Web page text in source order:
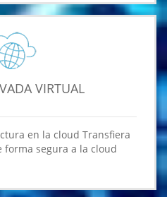
VIRTUAL
en la cloud Transfiera
forma segura a la cloud